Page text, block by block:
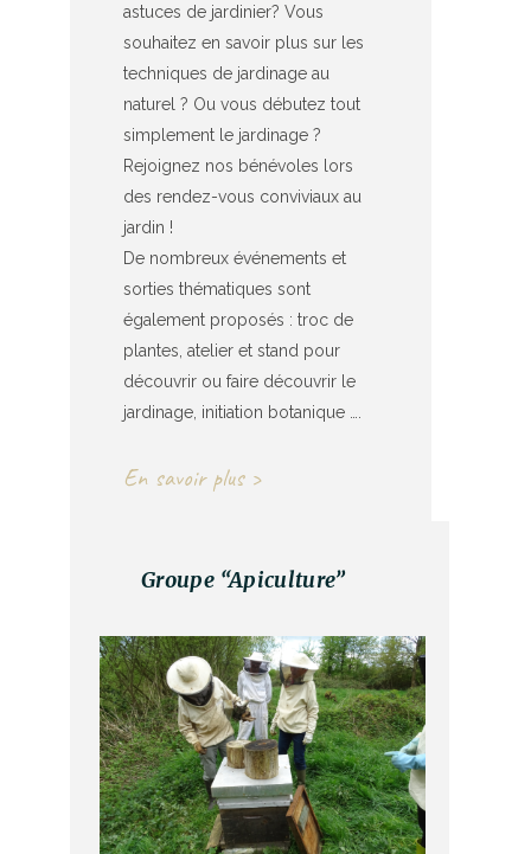
astuces de jardinier? Vous
souhaitez en savoir plus sur les
techniques de jardinage au
naturel ? Ou vous débutez tout
simplement le jardinage ?
Rejoignez nos bénévoles lors
des rendez-vous conviviaux au
jardin !
De nombreux événements et
sorties thématiques sont
également proposés : troc de
plantes, atelier et stand pour
découvrir ou faire découvrir le
jardinage, initiation botanique ….
En savoir plus >
Groupe “Apiculture”